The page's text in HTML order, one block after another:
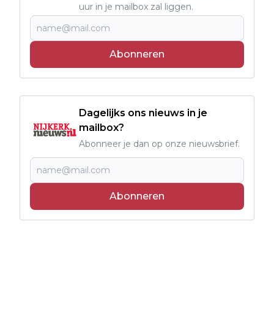
uur in je mailbox zal liggen.
Abonneren
Dagelijks ons nieuws in je
mailbox?
Abonneer je dan op onze nieuwsbrief.
Abonneren